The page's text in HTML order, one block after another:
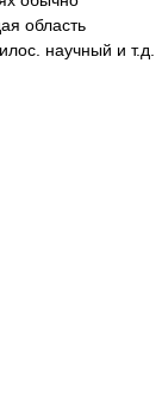
область
научный и т.д.